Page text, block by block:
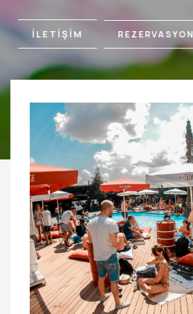
İLETİŞİM REZERVASYON